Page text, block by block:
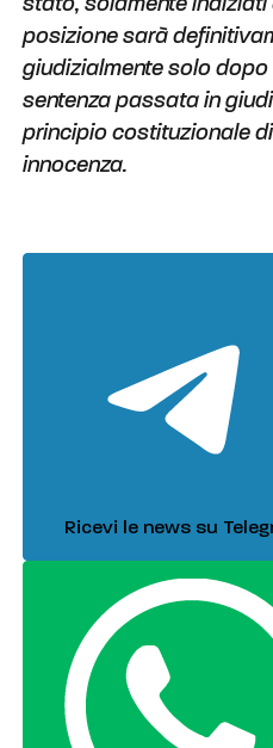
stato, solamente
posizione sarà
giudizialmente solo dopo
sentenza passata in
principio costituzionale
innocenza.
Ricevi le news su